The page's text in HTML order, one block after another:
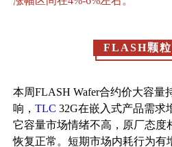
FLASH颗
本周FLASH Wafer合约价大容量
响，TLC 32G在嵌入式产品需求
它容量市场情绪不高，原厂态度
恢复正常。短期市场内耗行为有